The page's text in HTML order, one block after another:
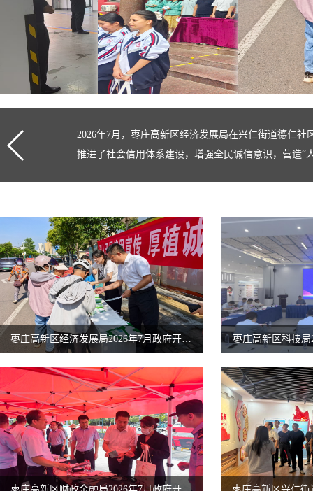
展政府开放活
2026年7月，枣庄高新区经济发展局在兴仁街道德仁
推进了社会信用体系建设，增强全民诚信意识，营造
枣庄高新区经济发展局2026年7月政府开放活动 枣庄高新区科技局